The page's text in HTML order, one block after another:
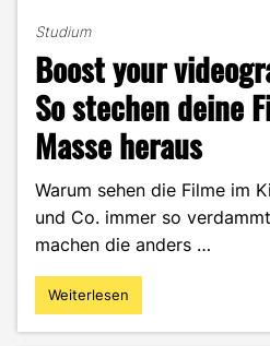
Studium
Boost your
So stechen deine
Masse heraus
Warum sehen die Filme im
und Co. immer so
machen die anders …
"Boost
your
Weiterlesen